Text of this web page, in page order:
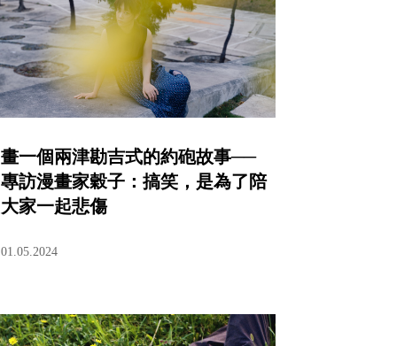
畫一個兩津勘吉式的約砲故事──
專訪漫畫家穀子：搞笑，是為了陪
大家一起悲傷
01.05.2024